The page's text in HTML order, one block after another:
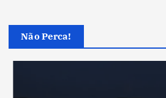
Não Perca!